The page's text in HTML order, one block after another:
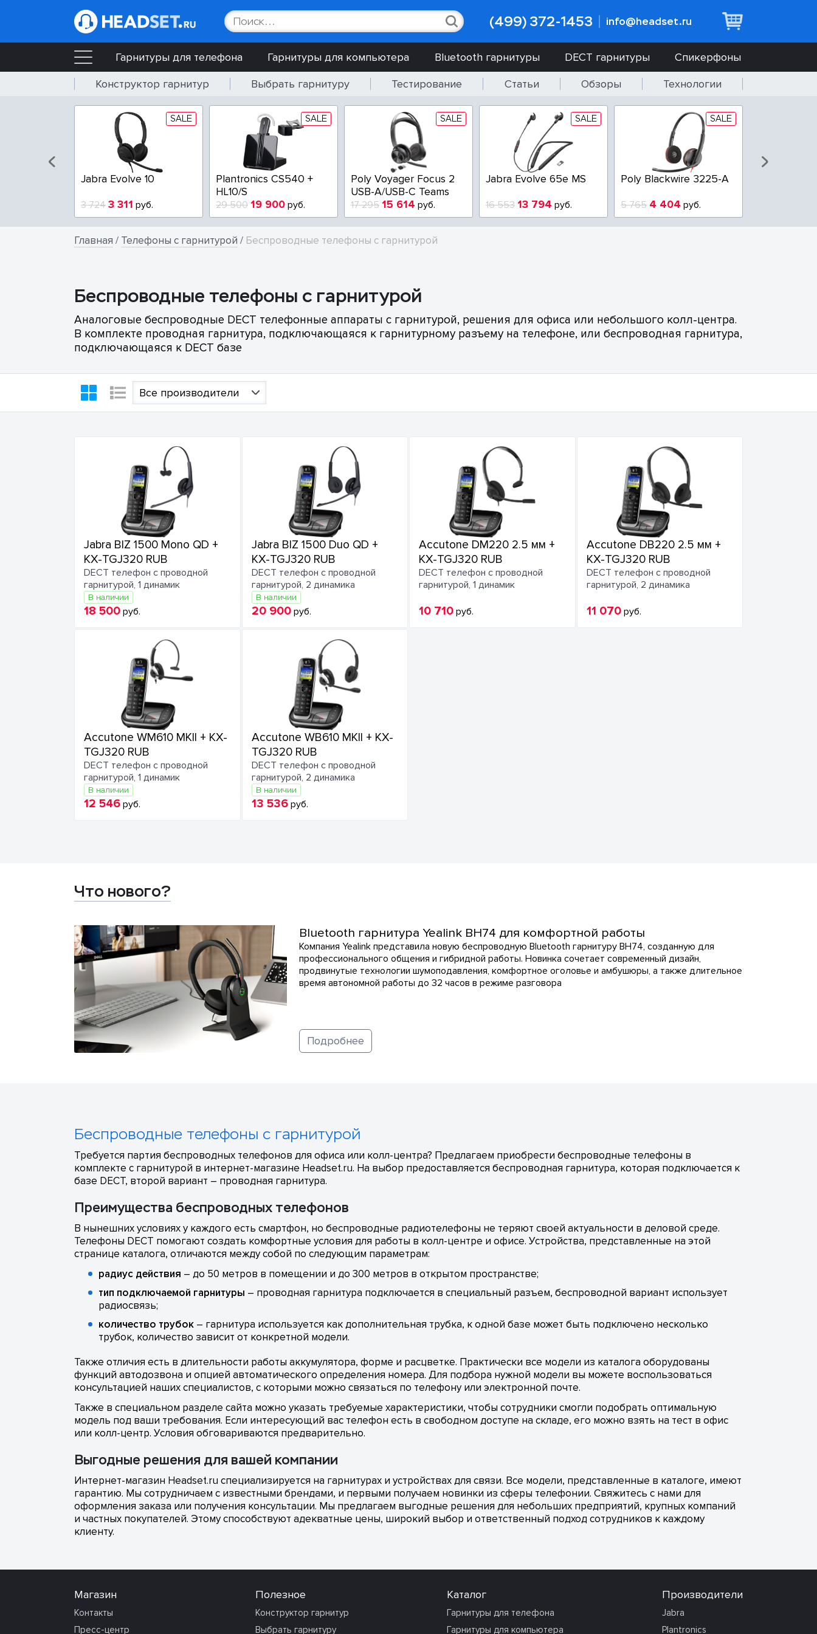
(499) 372-1453 info@headset.ru
Гарнитуры для телефона Гарнитуры для компьютера Bluetooth гарнитуры DECT гарнитуры
Спикерфоны
Конструктор гарнитур
Выбрать гарнитуру Тестирование Статьи Обзоры Технологии
SALE
Jabra Evolve 10
3 724 3 311 руб.
SALE
Plantronics CS540 +
HL10/S
29 500 19 900 руб.
SALE
Poly Voyager Focus 2
USB-A/USB-C Teams
17 295 15 614 руб.
SALE
Jabra Evolve 65e MS
16 553 13 794 руб.
SALE
Poly Blackwire 3225-A
5 765 4 404 руб.
Главная / Телефоны с гарнитурой / Беспроводные телефоны с гарнитурой
Беспроводные телефоны с гарнитурой
Аналоговые беспроводные DECT телефонные аппараты с гарнитурой, решения для офиса или небольшого колл-центра.
В комплекте проводная гарнитура, подключающаяся к гарнитурному разъему на телефоне, или беспроводная гарнитура,
подключающаяся к DECT базе
Все производители
Jabra BIZ 1500 Mono QD +
KX-TGJ320 RUB
DECT телефон c проводной
гарнитурой, 1 динамик
В наличии
18 500 руб.
Jabra BIZ 1500 Duo QD +
KX-TGJ320 RUB
DECT телефон c проводной
гарнитурой, 2 динамика
В наличии
20 900руб.
Accutone DM220 2.5 мм +
KX-TGJ320 RUB
DECT телефон c проводной
гарнитурой, 1 динамик
10 710 руб.
Accutone DB220 2.5 мм +
KX-TGJ320 RUB
DECT телефон c проводной
гарнитурой, 2 динамика
11 070руб.
Accutone WM610 MKII + KX-
TGJ320 RUB
DECT телефон c проводной
гарнитурой, 1 динамик
В наличии
12 546 руб.
Accutone WB610 MKII + KX-
TGJ320 RUB
DECT телефон c проводной
гарнитурой, 2 динамика
В наличии
13 536руб.
Что нового?
Bluetooth гарнитура Yealink BH74 для комфортной работы
Компания Yealink представила новую беспроводную Bluetooth гарнитуру BH74, созданную для
профессионального общения и гибридной работы. Новинка сочетает современный дизайн,
продвинутые технологии шумоподавления, комфортное оголовье и амбушюры, а также длительное
время автономной работы до 32 часов в режиме разговора
Подробнее
Беспроводные телефоны с гарнитурой
Требуется партия беспроводных телефонов для офиса или колл-центра? Предлагаем приобрести беспроводные телефоны в
комплекте с гарнитурой в интернет-магазине Headset.ru. На выбор предоставляется беспроводная гарнитура, которая подключается к
базе DECT, второй вариант – проводная гарнитура.
Преимущества беспроводных телефонов
В нынешних условиях у каждого есть смартфон, но беспроводные радиотелефоны не теряют своей актуальности в деловой среде.
Телефоны DECT помогают создать комфортные условия для работы в колл-центре и офисе. Устройства, представленные на этой
странице каталога, отличаются между собой по следующим параметрам:
радиус действия – до 50 метров в помещении и до 300 метров в открытом пространстве;
тип подключаемой гарнитуры – проводная гарнитура подключается в специальный разъем, беспроводной вариант использует
радиосвязь;
количество трубок – гарнитура используется как дополнительная трубка, к одной базе может быть подключено несколько
трубок, количество зависит от конкретной модели.
Также отличия есть в длительности работы аккумулятора, форме и расцветке. Практически все модели из каталога оборудованы
функций автодозвона и опцией автоматического определения номера. Для подбора нужной модели вы можете воспользоваться
консультацией наших специалистов, с которыми можно связаться по телефону или электронной почте.
Также в специальном разделе сайта можно указать требуемые характеристики, чтобы сотрудники смогли подобрать оптимальную
модель под ваши требования. Если интересующий вас телефон есть в свободном доступе на складе, его можно взять на тест в офис
или колл-центр. Условия обговариваются предварительно.
Выгодные решения для вашей компании
Интернет-магазин Headset.ru специализируется на гарнитурах и устройствах для связи. Все модели, представленные в каталоге, имеют
гарантию. Мы сотрудничаем с известными брендами, и первыми получаем новинки из сферы телефонии. Свяжитесь с нами для
оформления заказа или получения консультации. Мы предлагаем выгодные решения для небольших предприятий, крупных компаний
и частных покупателей. Этому способствуют адекватные цены, широкий выбор и ответственный подход сотрудников к каждому
клиенту.
Магазин
Контакты
Пресс-центр
Полезное
Конструктор гарнитур
Выбрать гарнитуру
Каталог
Гарнитуры для телефона
Гарнитуры для компьютера
Производители
Jabra
Plantronics